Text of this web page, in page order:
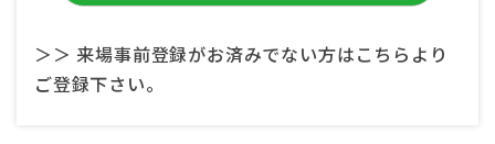
＞＞ 来場事前登録がお済みでない方はこちらより
ご登録下さい。